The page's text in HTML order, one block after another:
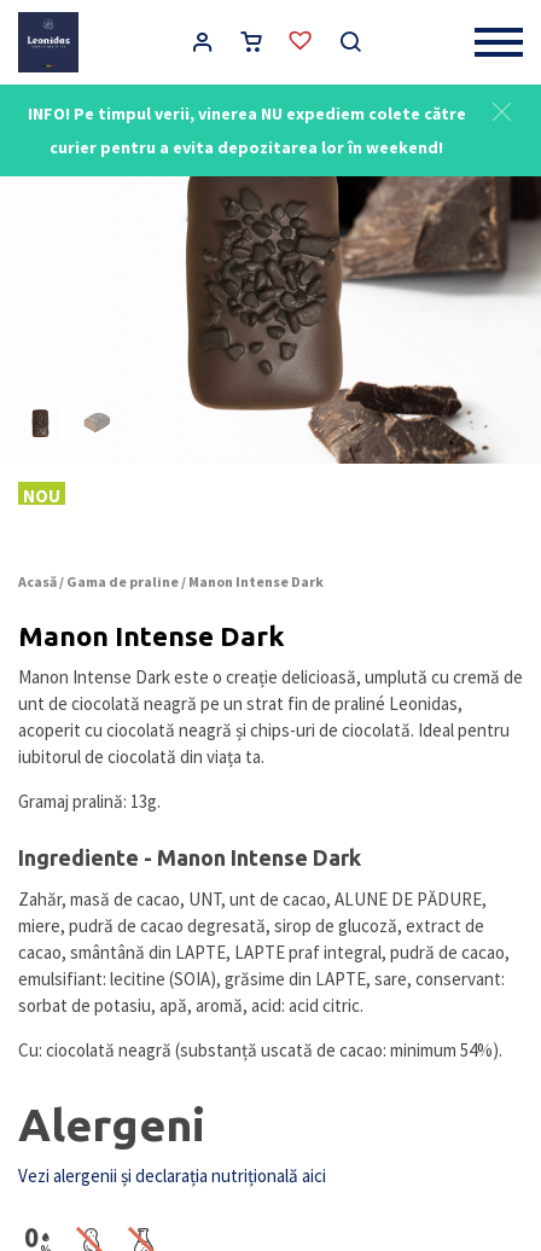
INFO! Pe timpul verii, vinerea NU expediem colete către
curier pentru a evita depozitarea lor în weekend!
Main Navigation
Acasă/ Gama de praline/ Manon Intense Dark
Manon Intense Dark
Manon Intense Dark este o creație delicioasă, umplută cu cremă de
unt de ciocolată neagră pe un strat fin de praliné Leonidas,
acoperit cu ciocolată neagră și chips-uri de ciocolată. Ideal pentru
iubitorul de ciocolată din viața ta.
Gramaj pralină: 13g.
Ingrediente - Manon Intense Dark
Zahăr, masă de cacao, UNT, unt de cacao, ALUNE DE PĂDURE,
miere, pudră de cacao degresată, sirop de glucoză, extract de
cacao, smântână din LAPTE, LAPTE praf integral, pudră de cacao,
emulsifiant: lecitine (SOIA), grăsime din LAPTE, sare, conservant:
sorbat de potasiu, apă, aromă, acid: acid citric.
Cu: ciocolată neagră (substanță uscată de cacao: minimum 54%).
Alergeni
Vezi alergenii și declarația nutrițională aici
NOU
NOU